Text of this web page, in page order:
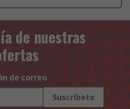
de nuestras
de correo
Suscríbete